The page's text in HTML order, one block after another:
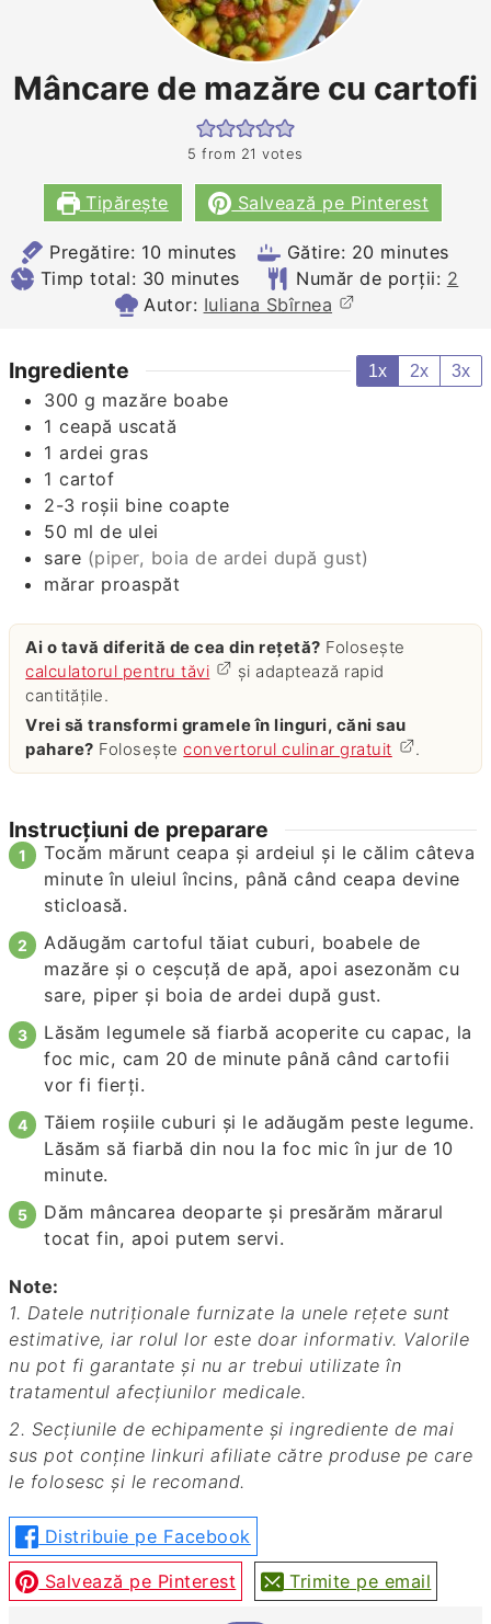
Mâncare de mazăre cu cartofi
5 from 21 votes
Tipărește Salvează pe Pinterest
Pregătire: 10minutes
minutes Gătire: 20minutes
minutes
Timp total: 30minutes
minutes Număr de porții: 2
Autor: Iuliana Sbîrnea
Ingrediente 1x 2x 3x
300 g mazăre boabe
1 ceapă uscată
1 ardei gras
1 cartof
2-3 roşii bine coapte
50 ml de ulei
sare (piper, boia de ardei după gust)
mărar proaspăt
Ai o tavă diferită de cea din rețetă? Folosește
calculatorul pentru tăvi
și adaptează rapid
cantitățile.
Vrei să transformi gramele în linguri, căni sau
pahare? Foloseșteconvertorul culinar gratuit .
Instrucțiuni de preparare
Tocăm mărunt ceapa şi ardeiul şi le călim câteva
minute în uleiul încins, până când ceapa devine
sticloasă.
Adăugăm cartoful tăiat cuburi, boabele de
mazăre şi o ceşcuţă de apă, apoi asezonăm cu
sare, piper şi boia de ardei după gust.
Lăsăm legumele să fiarbă acoperite cu capac, la
foc mic, cam 20 de minute până când cartofii
vor fi fierţi.
Tăiem roşiile cuburi şi le adăugăm peste legume.
Lăsăm să fiarbă din nou la foc mic în jur de 10
minute.
Dăm mâncarea deoparte şi presărăm mărarul
tocat fin, apoi putem servi.
Note:
1. Datele nutriționale furnizate la unele rețete sunt
estimative, iar rolul lor este doar informativ. Valorile
nu pot fi garantate și nu ar trebui utilizate în
tratamentul afecțiunilor medicale.
2. Secțiunile de echipamente și ingrediente de mai
sus pot conține linkuri afiliate către produse pe care
le folosesc și le recomand.
Distribuie pe Facebook
Salvează pe Pinterest Trimite pe email